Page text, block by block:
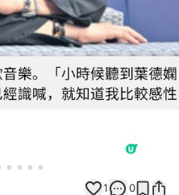
1 0